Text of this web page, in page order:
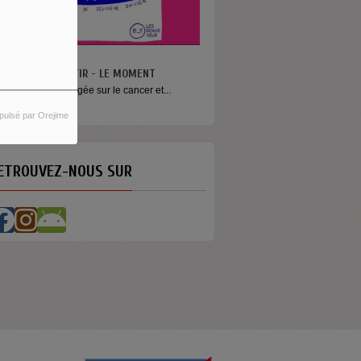
par Orejime
VA PAS S’MENTIR - LE MOMENT
émission engagée sur le cancer et...
NOUS SUR